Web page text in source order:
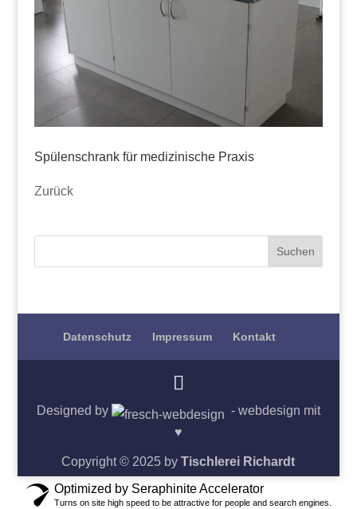
Spülenschrank für medizinische Praxis
Zurück
Datenschutz Impressum Kontakt
Designed by
- webdesign mit
♥
Copyright © 2025 byTischlerei Richardt
Optimized by Seraphinite Accelerator
Turns on site high speed to be attractive for people and search engines.